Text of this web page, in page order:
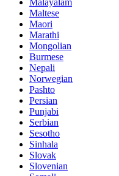
Malayalam
Maltese
Maori
Marathi
Mongolian
Burmese
Nepali
Norwegian
Pashto
Persian
Punjabi
Serbian
Sesotho
Sinhala
Slovak
Slovenian